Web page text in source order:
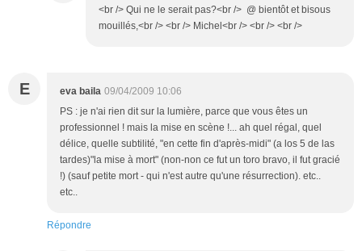
<br /> Qui ne le serait pas?<br /> @ bientôt et bisous
mouillés,<br /> <br /> Michel<br /> <br /> <br />
E eva baila 09/04/2009 10:06
PS : je n'ai rien dit sur la lumière, parce que vous êtes un
professionnel ! mais la mise en scène !... ah quel régal, quel
délice, quelle subtilité, "en cette fin d'après-midi" (a los 5 de las
tardes)"la mise à mort" (non-non ce fut un toro bravo, il fut gracié
!) (sauf petite mort - qui n'est autre qu'une résurrection). etc..
etc..
Répondre